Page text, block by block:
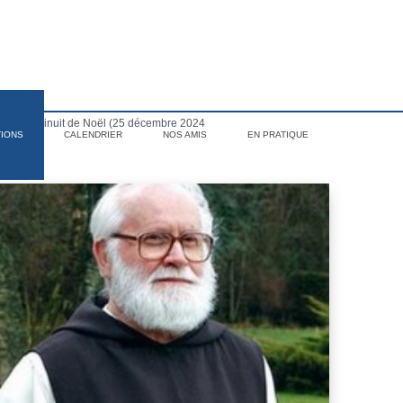
CALENDRIER NOS AMIS EN PRATIQUE
de Minuit de Noël (25 décembre 2024